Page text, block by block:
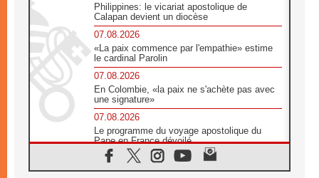
Philippines: le vicariat apostolique de
Calapan devient un diocèse
07.08.2026
«La paix commence par l'empathie» estime
le cardinal Parolin
07.08.2026
En Colombie, «la paix ne s'achète pas avec
une signature»
07.08.2026
Le programme du voyage apostolique du
Pape en France dévoilé
07.08.2026
1ère Conférence continentale sur l'éducation